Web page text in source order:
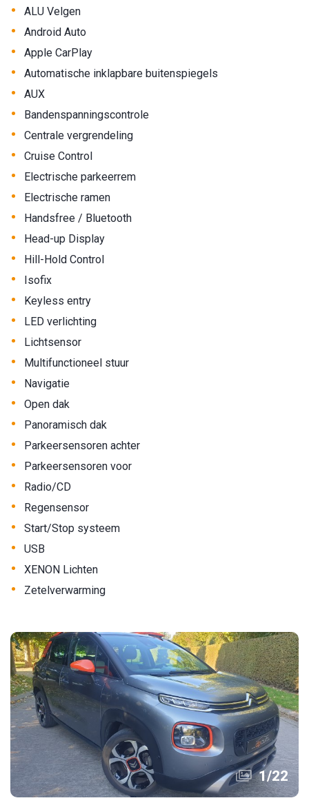
• ALU Velgen
• Android Auto
• Apple CarPlay
• Automatische inklapbare buitenspiegels
• AUX
• Bandenspanningscontrole
• Centrale vergrendeling
• Cruise Control
• Electrische parkeerrem
• Electrische ramen
• Handsfree / Bluetooth
• Head-up Display
• Hill-Hold Control
• Isofix
• Keyless entry
• LED verlichting
• Lichtsensor
• Multifunctioneel stuur
• Navigatie
• Open dak
• Panoramisch dak
• Parkeersensoren achter
• Parkeersensoren voor
• Radio/CD
• Regensensor
• Start/Stop systeem
• USB
• XENON Lichten
• Zetelverwarming
1/22